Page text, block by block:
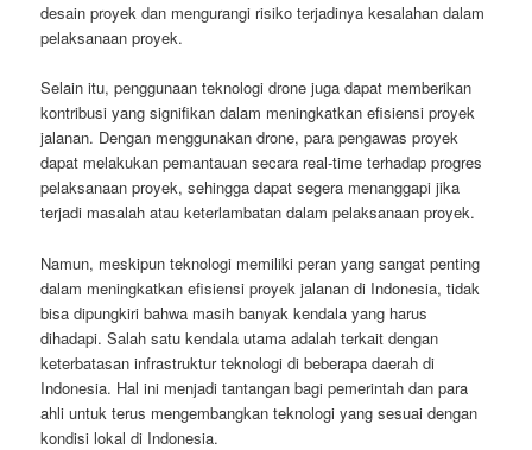
desain proyek dan mengurangi risiko terjadinya kesalahan dalam
pelaksanaan proyek.
Selain itu, penggunaan teknologi drone juga dapat memberikan
kontribusi yang signifikan dalam meningkatkan efisiensi proyek
jalanan. Dengan menggunakan drone, para pengawas proyek
dapat melakukan pemantauan secara real-time terhadap progres
pelaksanaan proyek, sehingga dapat segera menanggapi jika
terjadi masalah atau keterlambatan dalam pelaksanaan proyek.
Namun, meskipun teknologi memiliki peran yang sangat penting
dalam meningkatkan efisiensi proyek jalanan di Indonesia, tidak
bisa dipungkiri bahwa masih banyak kendala yang harus
dihadapi. Salah satu kendala utama adalah terkait dengan
keterbatasan infrastruktur teknologi di beberapa daerah di
Indonesia. Hal ini menjadi tantangan bagi pemerintah dan para
ahli untuk terus mengembangkan teknologi yang sesuai dengan
kondisi lokal di Indonesia.